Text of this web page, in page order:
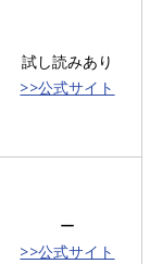
試し読みあり
>>公式サイト
ー
>>公式サイト